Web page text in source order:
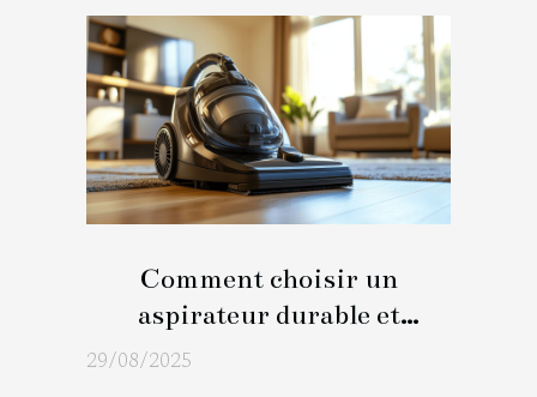
Comment choisir un
aspirateur durable et
performant ?
29/08/2025